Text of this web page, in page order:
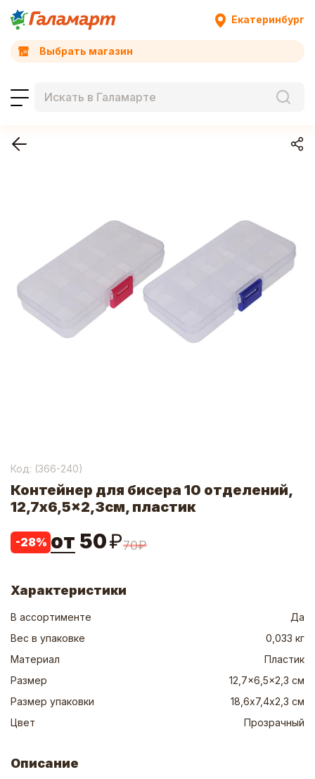
Екатеринбург
Выбрать магазин
Код: (366-240)
Контейнер для бисера 10 отделений,
12,7x6,5x2,3см, пластик
-28% от 50₽70₽
Характеристики
В ассортименте
Да
Вес в упаковке
0,033 кг
Материал
Пластик
Размер
12,7x6,5x2,3 см
Размер упаковки
18,6х7,4х2,3 см
Цвет
Прозрачный
Описание